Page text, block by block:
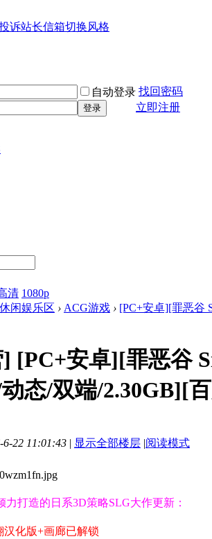
诉站长信箱切换风格
自动登录 找回密码
登录
立即注册
清 1080p
休闲娱乐区 › ACG游戏 › [PC+安卓][罪恶谷
[PC+安卓][罪恶谷
态/双端/2.30GB][
22 11:01:43 | 显示全部楼层 |阅读模式
力打造的日系3D策略SLG大作更新：
化版+画廊已解锁